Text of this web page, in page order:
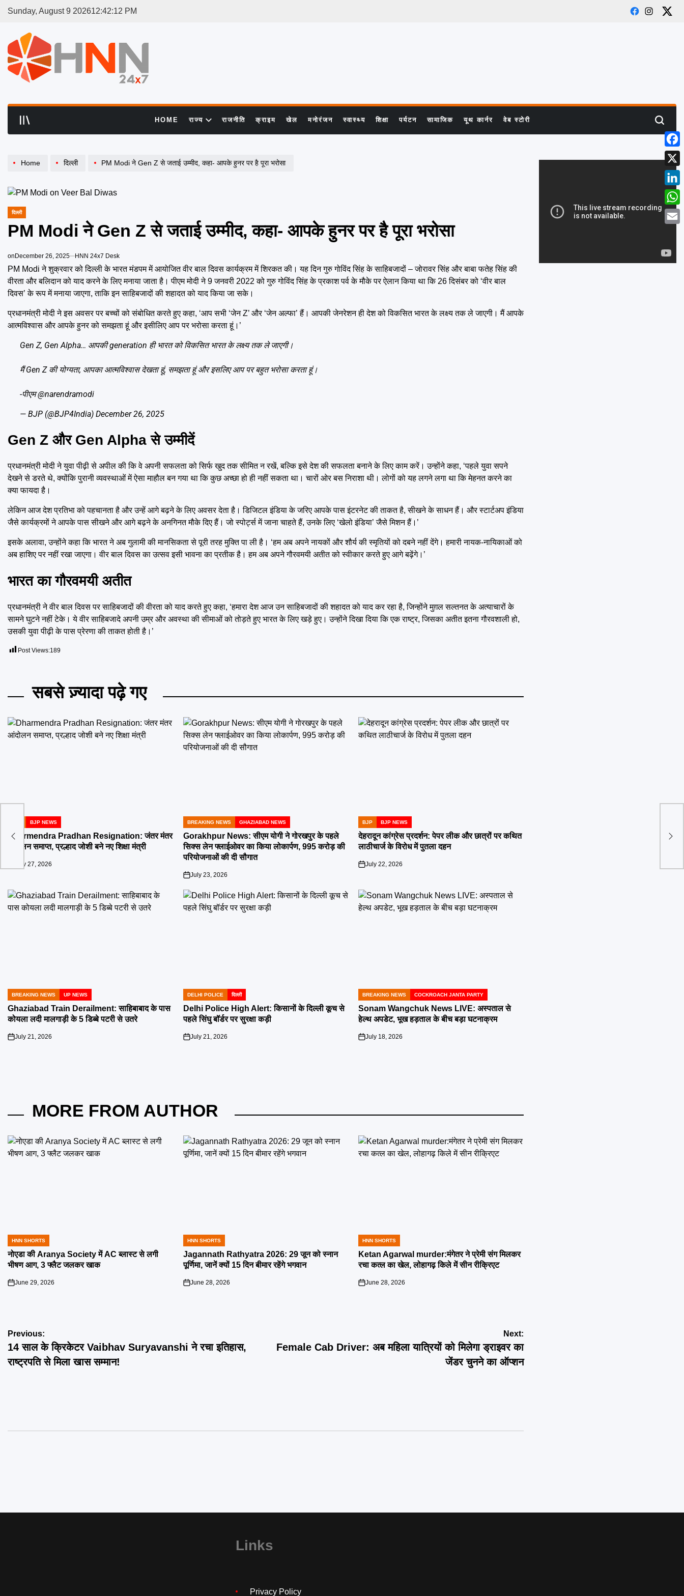
Sunday, August 9 202612:42:13 PM
Facebook
Instagram
X
HOME राज्य राजनीति क्राइम खेल मनोरंजन स्वास्थ्य शिक्षा पर्यटन सामाजिक यूथ कार्नर वेब स्टोरी Search
Home दिल्ली PM Modi ने Gen Z से जताई उम्मीद, कहा- आपके हुनर पर है पूरा भरोसा
POSTED
दिल्ली
PM Modi ने Gen Z से जताई उम्मीद, कहा- आपके हुनर पर है पूरा भरोसा
onDecember 26, 2025 HNN 24x7 Desk
PM Modi ने शुक्रवार को दिल्ली के भारत मंडपम में आयोजित वीर बाल दिवस कार्यक्रम में शिरकत की। यह दिन गुरु गोविंद सिंह के साहिबजादों – जोरावर सिंह और बाबा फतेह सिंह की
वीरता और बलिदान को याद करने के लिए मनाया जाता है। पीएम मोदी ने 9 जनवरी 2022 को गुरु गोविंद सिंह के प्रकाश पर्व के मौके पर ऐलान किया था कि 26 दिसंबर को ‘वीर बाल
दिवस’ के रूप में मनाया जाएगा, ताकि इन साहिबजादों की शहादत को याद किया जा सके।
प्रधानमंत्री मोदी ने इस अवसर पर बच्चों को संबोधित करते हुए कहा, ‘आप सभी ‘जेन Z’ और ‘जेन अल्फा’ हैं। आपकी जेनरेशन ही देश को विकसित भारत के लक्ष्य तक ले जाएगी। मैं आपके
आत्मविश्वास और आपके हुनर को समझता हूं और इसीलिए आप पर भरोसा करता हूं।’
Gen Z, Gen Alpha… आपकी generation ही भारत को विकसित भारत के लक्ष्य तक ले जाएगी।
मैं Gen Z की योग्यता, आपका आत्मविश्वास देखता हूं, समझता हूं और इसलिए आप पर बहुत भरोसा करता हूं।
-पीएम@narendramodi
— BJP (@BJP4India) December 26, 2025
Gen Z और Gen Alpha से उम्मीदें
प्रधानमंत्री मोदी ने युवा पीढ़ी से अपील की कि वे अपनी सफलता को सिर्फ खुद तक सीमित न रखें, बल्कि इसे देश की सफलता बनाने के लिए काम करें। उन्होंने कहा, ‘पहले युवा सपने
देखने से डरते थे, क्योंकि पुरानी व्यवस्थाओं में ऐसा माहौल बन गया था कि कुछ अच्छा हो ही नहीं सकता था। चारों ओर बस निराशा थी। लोगों को यह लगने लगा था कि मेहनत करने का
क्या फायदा है।
लेकिन आज देश प्रतिभा को पहचानता है और उन्हें आगे बढ़ने के लिए अवसर देता है। डिजिटल इंडिया के जरिए आपके पास इंटरनेट की ताकत है, सीखने के साधन हैं। और स्टार्टअप इंडिया
जैसे कार्यक्रमों ने आपके पास सीखने और आगे बढ़ने के अनगिनत मौके दिए हैं। जो स्पोर्ट्स में जाना चाहते हैं, उनके लिए ‘खेलो इंडिया’ जैसे मिशन हैं।’
इसके अलावा, उन्होंने कहा कि भारत ने अब गुलामी की मानसिकता से पूरी तरह मुक्ति पा ली है। ‘हम अब अपने नायकों और शौर्य की स्मृतियों को दबने नहीं देंगे। हमारी नायक-नायिकाओं को
अब हाशिए पर नहीं रखा जाएगा। वीर बाल दिवस का उत्सव इसी भावना का प्रतीक है। हम अब अपने गौरवमयी अतीत को स्वीकार करते हुए आगे बढ़ेंगे।’
भारत का गौरवमयी अतीत
प्रधानमंत्री ने वीर बाल दिवस पर साहिबजादों की वीरता को याद करते हुए कहा, ‘हमारा देश आज उन साहिबजादों की शहादत को याद कर रहा है, जिन्होंने मुग़ल सल्तनत के अत्याचारों के
सामने घुटने नहीं टेके। ये वीर साहिबजादे अपनी उम्र और अवस्था की सीमाओं को तोड़ते हुए भारत के लिए खड़े हुए। उन्होंने दिखा दिया कि एक राष्ट्र, जिसका अतीत इतना गौरवशाली हो,
उसकी युवा पीढ़ी के पास प्रेरणा की ताकत होती है।’
Post Views:189
सबसे ज़्यादा पढ़े गए
BJP NEWS
Dharmendra Pradhan Resignation: जंतर मंतर
आंदोलन समाप्त, प्रल्हाद जोशी बने नए शिक्षा मंत्री
on
July 27, 2026
POSTED
IN
BREAKING NEWS GHAZIABAD NEWS
Gorakhpur News: सीएम योगी ने गोरखपुर के पहले
सिक्स लेन फ्लाईओवर का किया लोकार्पण, 995 करोड़ की
परियोजनाओं की दी सौगात
on
July 23, 2026
POSTED
IN
BJP BJP NEWS
देहरादून कांग्रेस प्रदर्शन: पेपर लीक और छात्रों पर कथित
लाठीचार्ज के विरोध में पुतला दहन
on
July 22, 2026
POSTED
IN
BREAKING NEWS UP NEWS
Ghaziabad Train Derailment: साहिबाबाद के पास
कोयला लदी मालगाड़ी के 5 डिब्बे पटरी से उतरे
on
July 21, 2026
POSTED
IN
DELHI POLICE दिल्ली
Delhi Police High Alert: किसानों के दिल्ली कूच से
पहले सिंघु बॉर्डर पर सुरक्षा कड़ी
on
July 21, 2026
POSTED
IN
BREAKING NEWS COCKROACH JANTA PARTY
Sonam Wangchuk News LIVE: अस्पताल से
हेल्थ अपडेट, भूख हड़ताल के बीच बड़ा घटनाक्रम
on
July 18, 2026
MORE FROM AUTHOR
POSTED
IN
HNN SHORTS
नोएडा की Aranya Society में AC ब्लास्ट से लगी
भीषण आग, 3 फ्लैट जलकर खाक
on
June 29, 2026
POSTED
IN
HNN SHORTS
Jagannath Rathyatra 2026: 29 जून को स्नान
पूर्णिमा, जानें क्यों 15 दिन बीमार रहेंगे भगवान
on
June 28, 2026
POSTED
IN
HNN SHORTS
Ketan Agarwal murder:मंगेतर ने प्रेमी संग मिलकर
रचा कत्ल का खेल, लोहागढ़ किले में सीन रीक्रिएट
on
June 28, 2026
Post
navigation
Previous:
14 साल के क्रिकेटर Vaibhav Suryavanshi ने रचा इतिहास,
राष्ट्रपति से मिला खास सम्मान!
Next:
Female Cab Driver: अब महिला यात्रियों को मिलेगा ड्राइवर का
जेंडर चुनने का ऑप्शन
Links
Privacy Policy
X